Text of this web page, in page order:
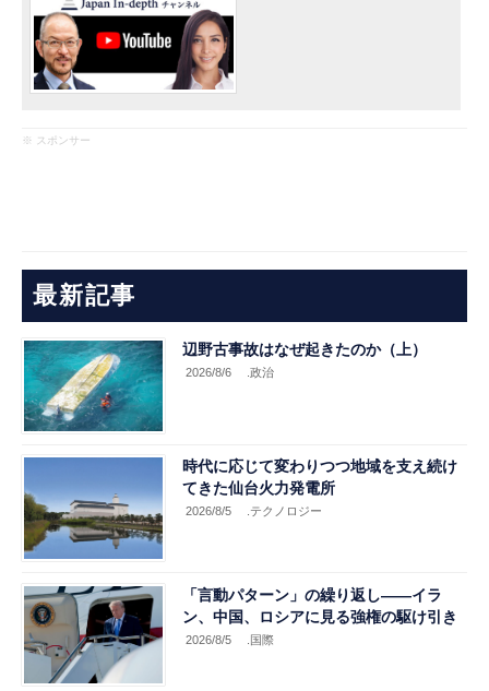
※ スポンサー
最新記事
辺野古事故はなぜ起きたのか（上）
2026/8/6 .政治
時代に応じて変わりつつ地域を支え続け
てきた仙台火力発電所
2026/8/5 .テクノロジー
「言動パターン」の繰り返し――イラ
ン、中国、ロシアに見る強権の駆け引き
2026/8/5 .国際